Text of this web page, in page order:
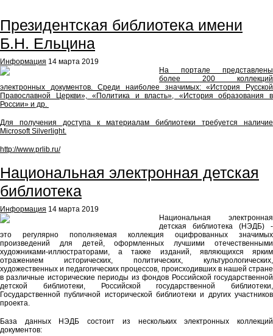
Президентская библиотека имени
Б.Н. Ельцина
Информация 14 марта 2019
На портале представлены
более 200 коллекций
электронных документов. Среди наиболее значимых: «История Русской
Православной Церкви», «Политика и власть», «История образования в
России» и др.
Для получения доступа к материалам библиотеки требуется наличие
Microsoft Silverlight.
http://www.prlib.ru/
Национальная электронная детская
библиотека
Информация 14 марта 2019
Национальная электронная
детская библиотека (НЭДБ) -
это регулярно пополняемая коллекция оцифрованных значимых
произведений для детей, оформленных лучшими отечественными
художниками-иллюстраторами, а также изданий, являющихся ярким
отражением исторических, политических, культурологических,
художественных и педагогических процессов, происходивших в нашей стране
в различные исторические периоды из фондов Российской государственной
детской библиотеки, Российской государственной библиотеки,
Государственной публичной исторической библиотеки и других участников
проекта.
База данных НЭДБ состоит из нескольких электронных коллекций
документов: